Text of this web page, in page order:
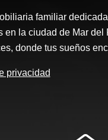
familiar
la ciudad de Mar del
donde tus sueños
privacidad